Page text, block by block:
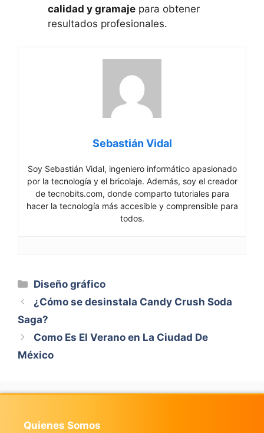
calidad y gramaje para obtener
resultados profesionales.
Sebastián Vidal
Soy Sebastián Vidal, ingeniero informático apasionado
por la tecnología y el bricolaje. Además, soy el creador
de tecnobits.com, donde comparto tutoriales para
hacer la tecnología más accesible y comprensible para
todos.
Categorías
Diseño gráfico
¿Cómo se desinstala Candy Crush Soda
Saga?
Como Es El Verano en La Ciudad De
México
Quienes Somos